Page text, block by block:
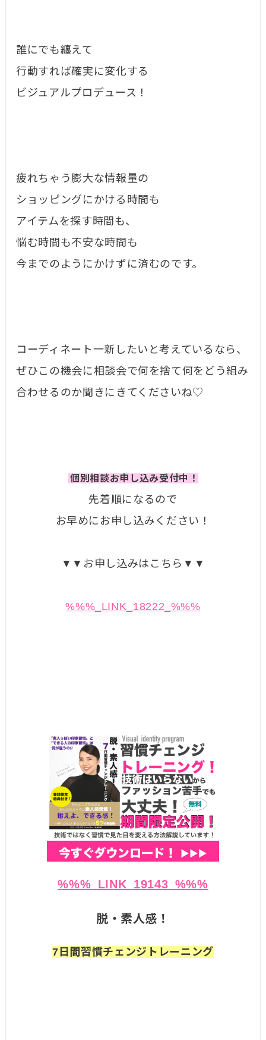
誰にでも纏えて
行動すれば確実に変化する
ビジュアルプロデュース！
疲れちゃう膨大な情報量の
ショッピングにかける時間も
アイテムを探す時間も、
悩む時間も不安な時間も
今までのようにかけずに済むのです。
コーディネート一新したいと考えているなら、
ぜひこの機会に相談会で何を捨て何をどう組み
合わせるのか聞きにきてくださいね♡
個別相談お申し込み受付中！
先着順になるので
お早めにお申し込みください！
▼▼お申し込みはこちら▼▼
%%%_LINK_18222_%%%
%%%_LINK_19143_%%%
脱・素人感！
7日間習慣チェンジトレーニング